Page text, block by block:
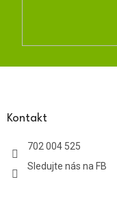
Kontakt
702 004 525
Sledujte nás na FB